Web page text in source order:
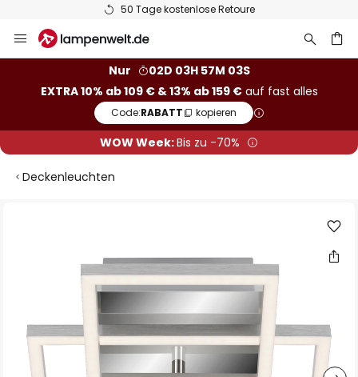
50 Tage kostenlose Retoure
Inhalt
Nur
02D 03H 57M 03S
EXTRA 10% ab 109 € & 13% ab 159 €auf fast alles
Code:RABATT kopieren
WOW Week:Bis zu -70%
Deckenleuchten